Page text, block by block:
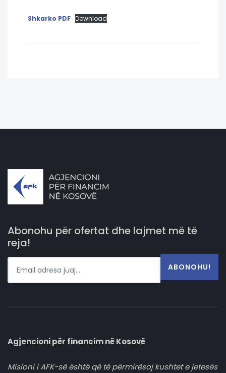
Shkarko PDF Download
Abonohu për ofertat dhe lajmet më të
reja!
ABONOHU!
Agjencioni për financim në Kosovë
Misioni i AFK-së është që të përmirësoj kushtet e jetesës